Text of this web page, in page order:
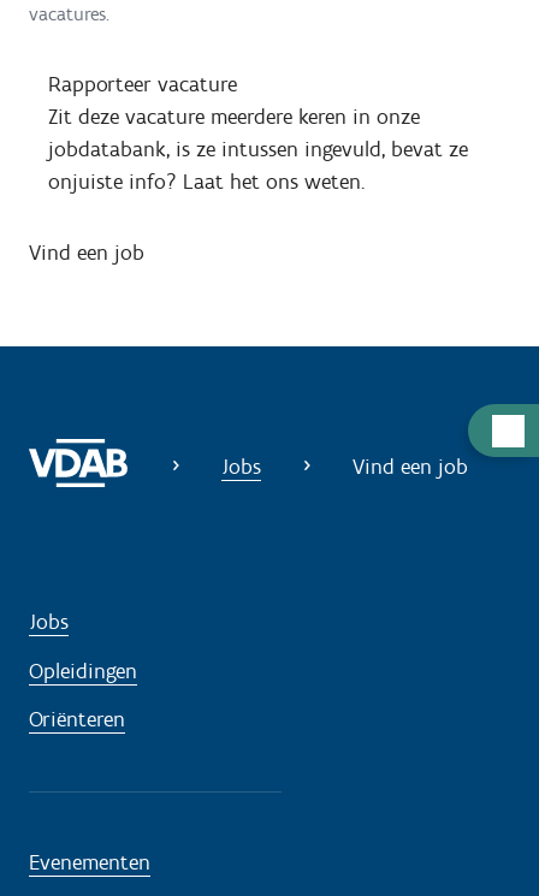
u
vacatures.
Rapporteer vacature
Zit deze vacature meerdere keren in onze
jobdatabank, is ze intussen ingevuld, bevat ze
onjuiste info? Laat het ons weten.
Vind een job
Jobs Vind een job
Jobs
Opleidingen
Oriënteren
Evenementen